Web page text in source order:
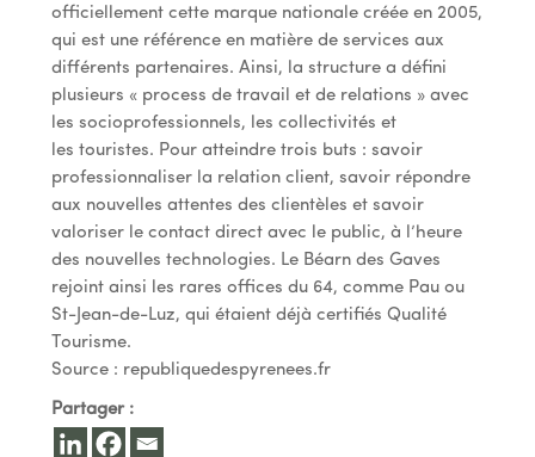
officiellement cette marque nationale créée en 2005,
qui est une référence en matière de services aux
différents partenaires. Ainsi, la structure a défini
plusieurs « process de travail et de relations » avec
les socioprofessionnels, les collectivités et
les touristes. Pour atteindre trois buts : savoir
professionnaliser la relation client, savoir répondre
aux nouvelles attentes des clientèles et savoir
valoriser le contact direct avec le public, à l’heure
des nouvelles technologies. Le Béarn des Gaves
rejoint ainsi les rares offices du 64, comme Pau ou
St-Jean-de-Luz, qui étaient déjà certifiés Qualité
Tourisme.
Source : republiquedespyrenees.fr
Partager :